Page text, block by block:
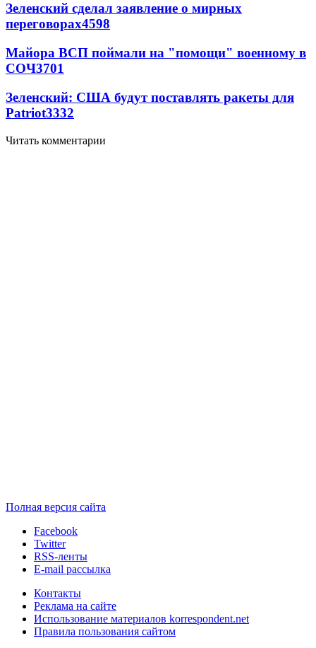
Зеленский сделал заявление о мирных
переговорах4598
Майора ВСП поймали на "помощи" военному в
СОЧ3701
Зеленский: США будут поставлять ракеты для
Patriot3332
Читать комментарии
Полная версия сайта
Facebook
Twitter
RSS-ленты
E-mail рассылка
Контакты
Реклама на сайте
Использование материалов korrespondent.net
Правила пользования сайтом